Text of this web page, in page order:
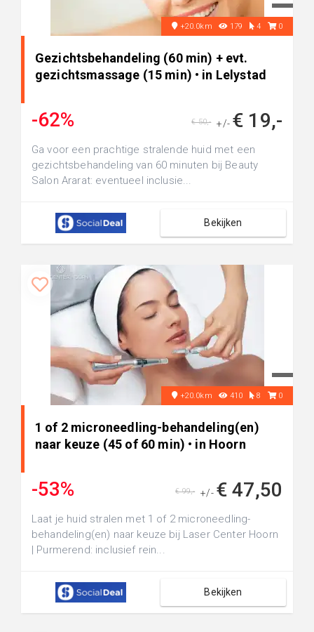
+20.0km 179 4 0
Gezichtsbehandeling (60 min) + evt.
gezichtsmassage (15 min) • in Lelystad
-62% +/- € 19,-
€ 50,-
Ga voor een prachtige stralende huid met een
gezichtsbehandeling van 60 minuten bij Beauty
Salon Ararat: eventueel inclusie...
Bekijken
+20.0km 410 8 0
1 of 2 microneedling-behandeling(en)
naar keuze (45 of 60 min) • in Hoorn
-53% +/- € 47,50
€ 99,-
Laat je huid stralen met 1 of 2 microneedling-
behandeling(en) naar keuze bij Laser Center Hoorn
| Purmerend: inclusief rein...
Bekijken